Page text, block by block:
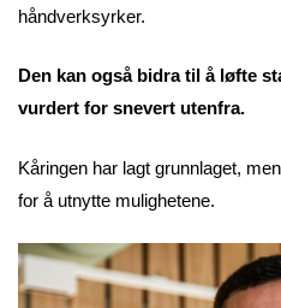
håndverksyrker.
Den kan også bidra til å løfte
vurdert for snevert utenfra.
Kåringen har lagt grunnlaget,
for å utnytte mulighetene.